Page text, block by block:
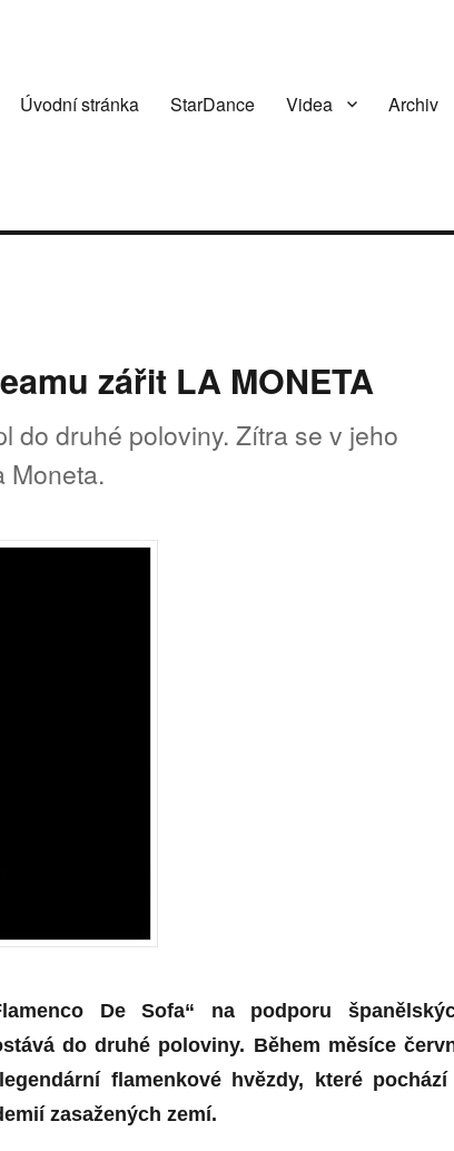
Úvodní stránka StarDance Videa Archiv
zářit LA MONETA
do druhé poloviny. Zítra se v jeho
Moneta.
De Sofa“ na podporu
do druhé poloviny. Během měsíce
flamenkové hvězdy, které
zasažených zemí.